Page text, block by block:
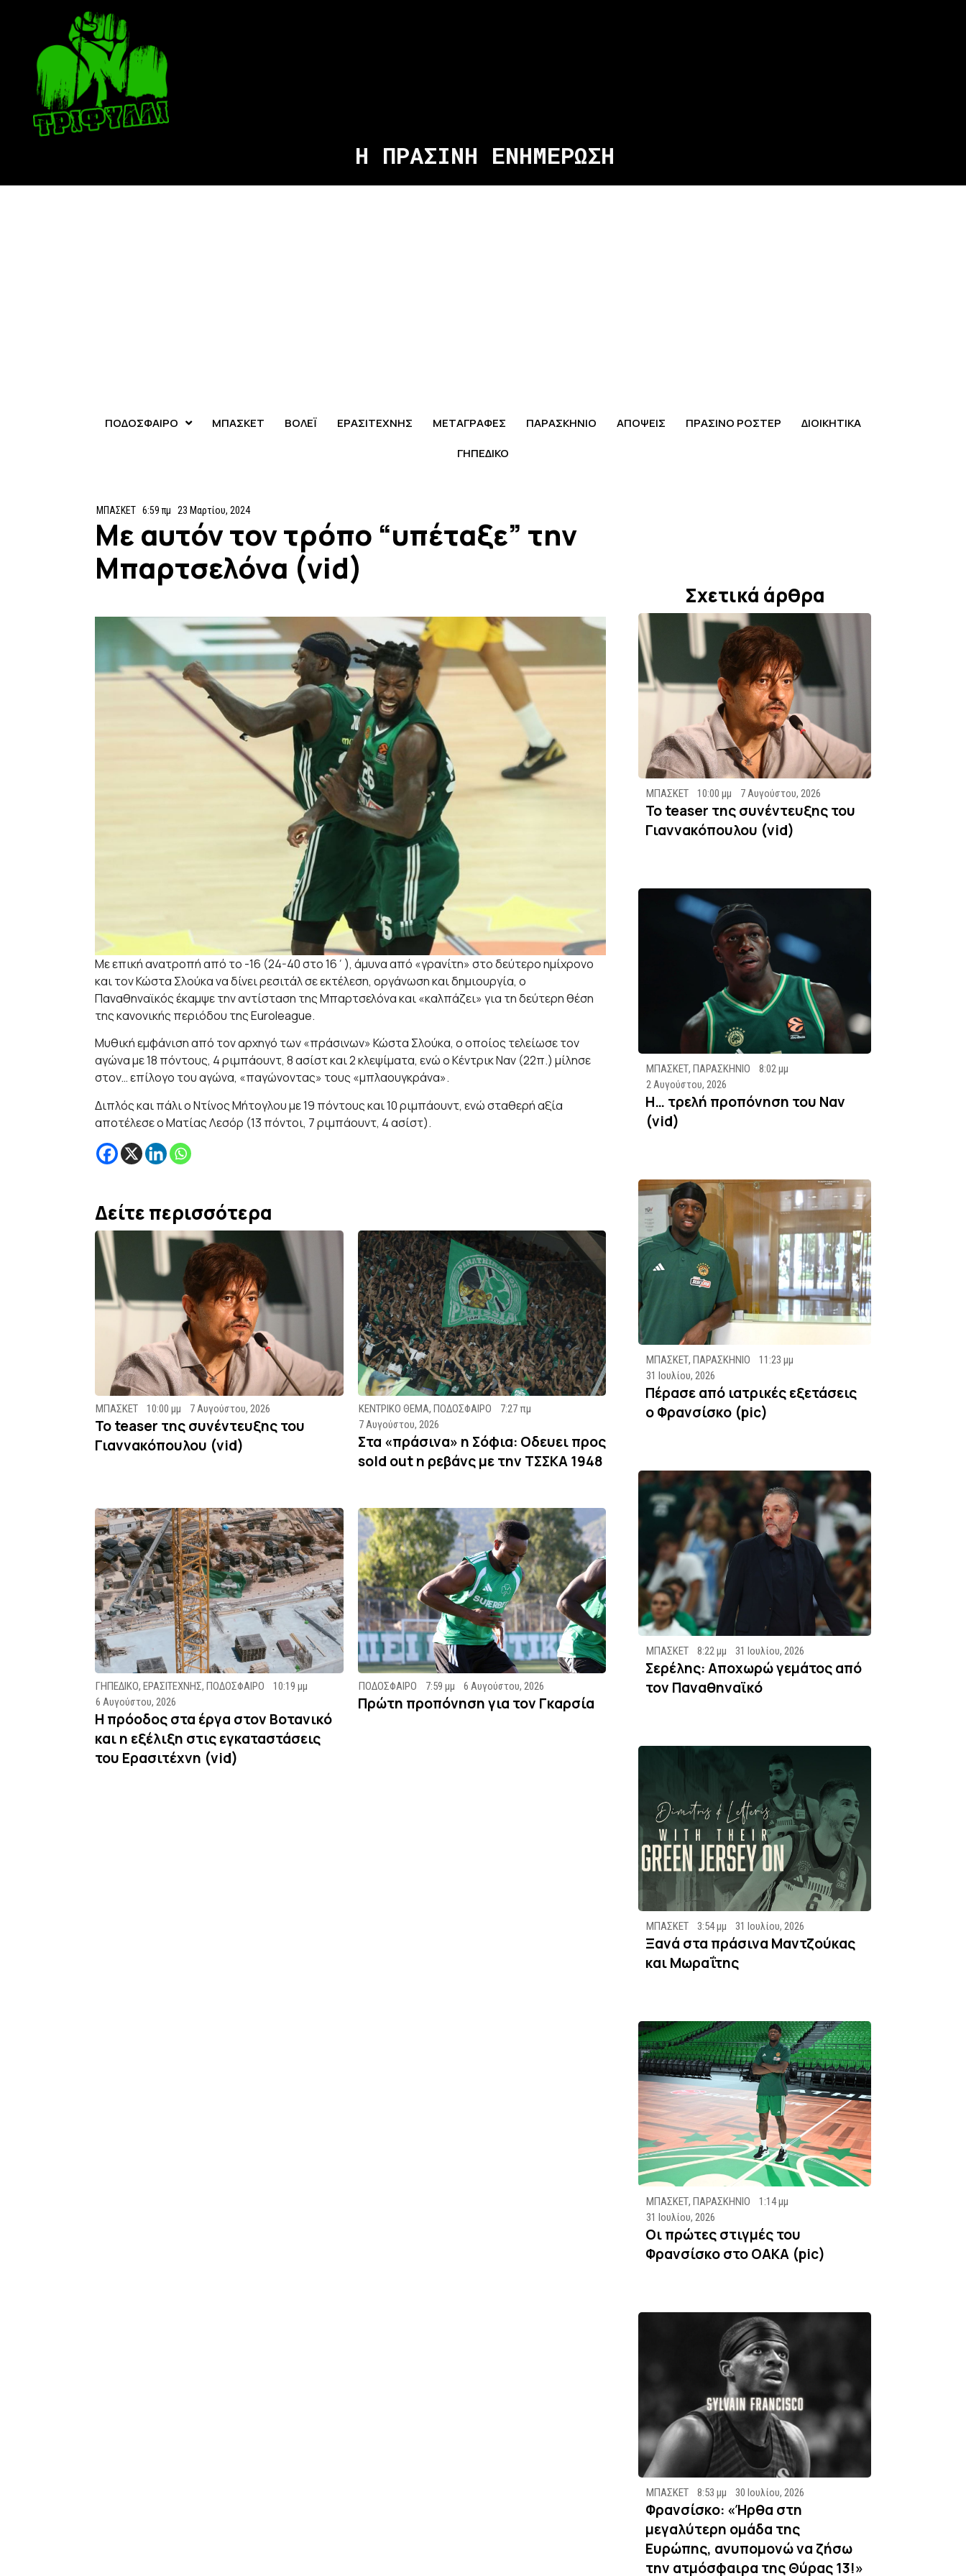
Η ΠΡΑΣΙΝΗ ΕΝΗΜΕΡΩΣΗ
ΠΟΔΟΣΦΑΙΡΟ ΜΠΑΣΚΕΤ ΒΟΛΕΪ ΕΡΑΣΙΤΕΧΝΗΣ ΜΕΤΑΓΡΑΦΕΣ ΠΑΡΑΣΚΗΝΙΟ ΑΠΟΨΕΙΣ ΠΡΑΣΙΝΟ ΡΟΣΤΕΡ
ΔΙΟΙΚΗΤΙΚΑ
ΓΗΠΕΔΙΚΟ
ΜΠΑΣΚΕΤ 6:59 πμ 23 Μαρτίου, 2024
Με αυτόν τον τρόπο “υπέταξε” την
Μπαρτσελόνα (vid)
Με επική ανατροπή από το -16 (24-40 στο 16΄), άμυνα από «γρανίτη» στο δεύτερο ημίχρονο
και τον Κώστα Σλούκα να δίνει ρεσιτάλ σε εκτέλεση, οργάνωση και δημιουργία, ο
Παναθηναϊκός έκαμψε την αντίσταση της Μπαρτσελόνα και «καλπάζει» για τη δεύτερη θέση
της κανονικής περιόδου της Euroleague.
Μυθική εμφάνιση από τον αρχηγό των «πράσινων» Κώστα Σλούκα, ο οποίος τελείωσε τον
αγώνα με 18 πόντους, 4 ριμπάουντ, 8 ασίστ και 2 κλεψίματα, ενώ ο Κέντρικ Ναν (22π.) μίλησε
στον… επίλογο του αγώνα, «παγώνοντας» τους «μπλαουγκράνα».
Διπλός και πάλι ο Ντίνος Μήτογλου με 19 πόντους και 10 ριμπάουντ, ενώ σταθερή αξία
αποτέλεσε ο Ματίας Λεσόρ (13 πόντοι, 7 ριμπάουντ, 4 ασίστ).
Δείτε περισσότερα
ΜΠΑΣΚΕΤ 10:00 μμ 7 Αυγούστου, 2026
To teaser της συνέντευξης του
Γιαννακόπουλου (vid)
ΚΕΝΤΡΙΚΟ ΘΕΜΑ, ΠΟΔΟΣΦΑΙΡΟ
7:27 πμ
7 Αυγούστου, 2026
Στα «πράσινα» η Σόφια: Οδευει προς
sold out η ρεβάνς με την ΤΣΣΚΑ 1948
ΓΗΠΕΔΙΚΟ, ΕΡΑΣΙΤΕΧΝΗΣ, ΠΟΔΟΣΦΑΙΡΟ
10:19 μμ
6 Αυγούστου, 2026
Η πρόοδος στα έργα στον Βοτανικό
και η εξέλιξη στις εγκαταστάσεις
του Ερασιτέχνη (vid)
ΠΟΔΟΣΦΑΙΡΟ 7:59 μμ 6 Αυγούστου, 2026
Πρώτη προπόνηση για τον Γκαρσία
Σχετικά άρθρα
ΜΠΑΣΚΕΤ 10:00 μμ 7 Αυγούστου, 2026
To teaser της συνέντευξης του
Γιαννακόπουλου (vid)
ΜΠΑΣΚΕΤ, ΠΑΡΑΣΚΗΝΙΟ
8:02 μμ
2 Αυγούστου, 2026
Η… τρελή προπόνηση του Ναν
(vid)
ΜΠΑΣΚΕΤ, ΠΑΡΑΣΚΗΝΙΟ
11:23 μμ
31 Ιουλίου, 2026
Πέρασε από ιατρικές εξετάσεις
ο Φρανσίσκο (pic)
ΜΠΑΣΚΕΤ 8:22 μμ 31 Ιουλίου, 2026
Σερέλης: Αποχωρώ γεμάτος από
τον Παναθηναϊκό
ΜΠΑΣΚΕΤ 3:54 μμ 31 Ιουλίου, 2026
Ξανά στα πράσινα Μαντζούκας
και Μωραΐτης
ΜΠΑΣΚΕΤ, ΠΑΡΑΣΚΗΝΙΟ
1:14 μμ
31 Ιουλίου, 2026
Οι πρώτες στιγμές του
Φρανσίσκο στο ΟΑΚΑ (pic)
ΜΠΑΣΚΕΤ 8:53 μμ 30 Ιουλίου, 2026
Φρανσίσκο: «Ήρθα στη
μεγαλύτερη ομάδα της
Ευρώπης, ανυπομονώ να ζήσω
την ατμόσφαιρα της Θύρας 13!»